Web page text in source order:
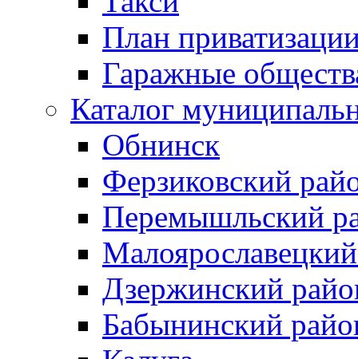
План
Гаражные
Каталог
Обнинск
Ферзиковский
Перемышльский
Дзержинский
Бабынинский